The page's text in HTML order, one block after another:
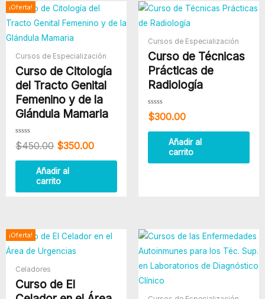
¡Oferta!
Cursos de Especialización
Curso de Citología
del Tracto Genital
Femenino y de la
Glándula Mamaria
Valorado
con
de
$450.00
El
precio
era:
$450.00.
$350.00
El
precio
actual
$350.00.
Añadir al
carrito
Cursos de Especialización
Curso de Técnicas
Prácticas de
Radiología
Valorado
con
de
$300.00
Añadir al
carrito
¡Oferta!
Celadores
Curso de El
El
precio
original
$400.00.
El